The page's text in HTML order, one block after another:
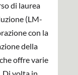
di laurea
(LM-
con la
della
offre varie